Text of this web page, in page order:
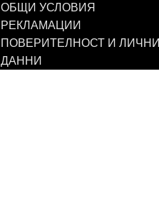
ОБЩИ УСЛОВИЯ
РЕКЛАМАЦИИ
ПОВЕРИТЕЛНОСТ И ЛИЧНИ
ДАННИ